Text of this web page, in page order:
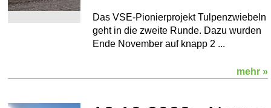
Das VSE-Pionierprojekt Tulpenzwiebeln
geht in die zweite Runde. Dazu wurden
Ende November auf knapp 2 ...
mehr »